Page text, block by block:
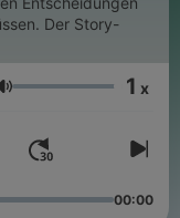
Der Story-
Volym 1 x
00:00